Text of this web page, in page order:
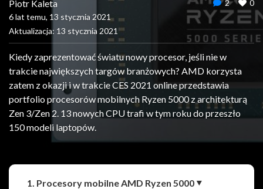
Piotr Kaleta
6 lat temu, 13 stycznia 2021
Aktualizacja: 13 stycznia 2021
2 0
Kiedy zaprezentować światu nowy procesor, jeśli nie w
trakcie największych targów branżowych? AMD korzysta
zatem z okazji i w trakcie CES 2021 online przedstawia
portfolio procesorów mobilnych Ryzen 5000 z architekturą
Zen 3/Zen 2. 13 nowych CPU trafi w tym roku do przeszło
150 modeli laptopów.
Udostępnij Udostępnij
1. Procesory mobilne AMD Ryzen 5000